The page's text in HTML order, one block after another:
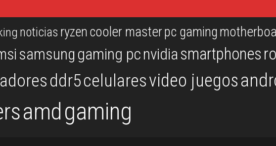
noticias ryzencooler masterpc gaming
samsung gaming pcnvidiasmartphones
ddr5celularesvideo juegos
amd gaming